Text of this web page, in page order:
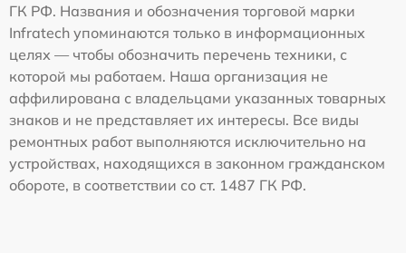
ГК РФ. Названия и обозначения торговой марки
Infratech упоминаются только в информационных
целях — чтобы обозначить перечень техники, с
которой мы работаем. Наша организация не
аффилирована с владельцами указанных товарных
знаков и не представляет их интересы. Все виды
ремонтных работ выполняются исключительно на
устройствах, находящихся в законном гражданском
обороте, в соответствии со ст. 1487 ГК РФ.